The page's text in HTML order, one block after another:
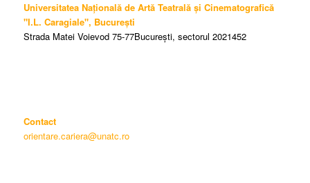
Universitatea Națională de Artă Teatrală și Cinematografică
"I.L. Caragiale", București
Strada Matei Voievod 75-77București, sectorul 2021452
Contact
orientare.cariera@unatc.ro